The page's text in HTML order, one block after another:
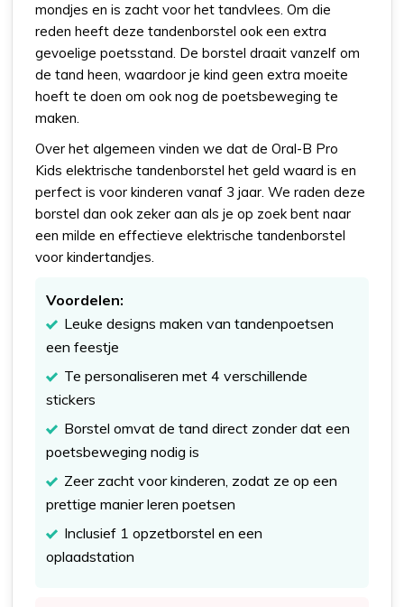
mondjes en is zacht voor het tandvlees. Om die
reden heeft deze tandenborstel ook een extra
gevoelige poetsstand. De borstel draait vanzelf om
de tand heen, waardoor je kind geen extra moeite
hoeft te doen om ook nog de poetsbeweging te
maken.
Over het algemeen vinden we dat de Oral-B Pro
Kids elektrische tandenborstel het geld waard is en
perfect is voor kinderen vanaf 3 jaar. We raden deze
borstel dan ook zeker aan als je op zoek bent naar
een milde en effectieve elektrische tandenborstel
voor kindertandjes.
Voordelen:
Leuke designs maken van tandenpoetsen
een feestje
Te personaliseren met 4 verschillende
stickers
Borstel omvat de tand direct zonder dat een
poetsbeweging nodig is
Zeer zacht voor kinderen, zodat ze op een
prettige manier leren poetsen
Inclusief 1 opzetborstel en een
oplaadstation